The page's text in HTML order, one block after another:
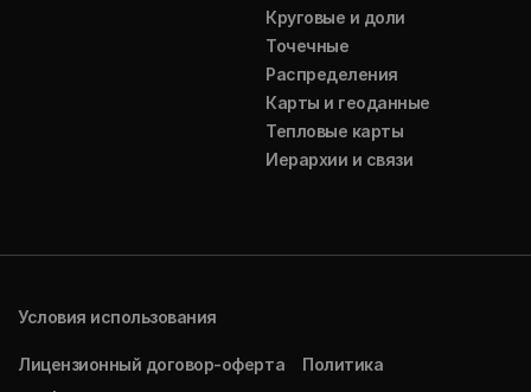
Круговые и доли
Точечные
Распределения
Карты и геоданные
Тепловые карты
Иерархии и связи
Условия использования
Лицензионный договор-оферта
Политика